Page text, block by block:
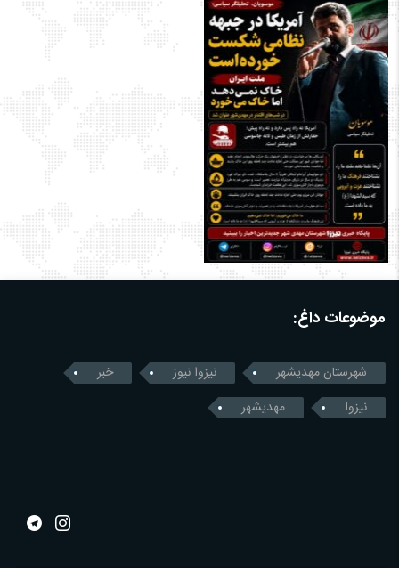
موضوعات داغ:
شهرستان مهدیشهر نیزوا نیوز
خبر
نیزوا
مهدیشهر